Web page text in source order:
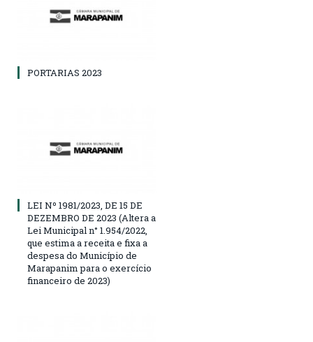
PORTARIAS 2023
LEI Nº 1981/2023, DE 15 DE
DEZEMBRO DE 2023 (Altera a
Lei Municipal n° 1.954/2022,
que estima a receita e fixa a
despesa do Município de
Marapanim para o exercício
financeiro de 2023)